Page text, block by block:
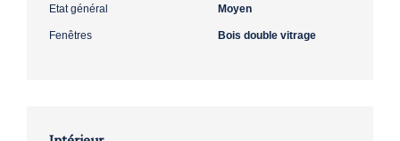
Etat général Moyen
Fenêtres Bois double vitrage